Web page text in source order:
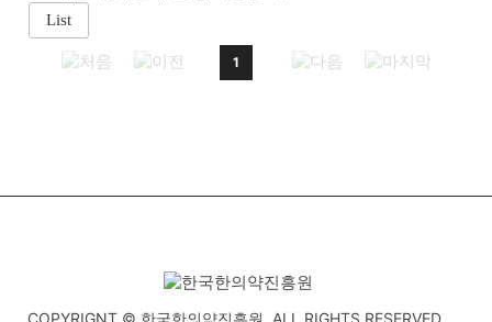
1
COPYRIGNT © 한국한의약진흥원. ALL RIGHTS RESERVED.